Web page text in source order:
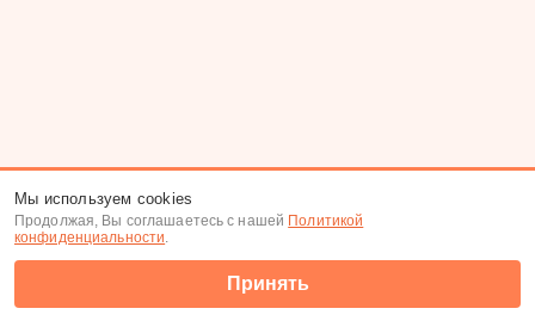
Мы используем cookies
Продолжая, Вы соглашаетесь с нашей Политикой
конфиденциальности.
Принять